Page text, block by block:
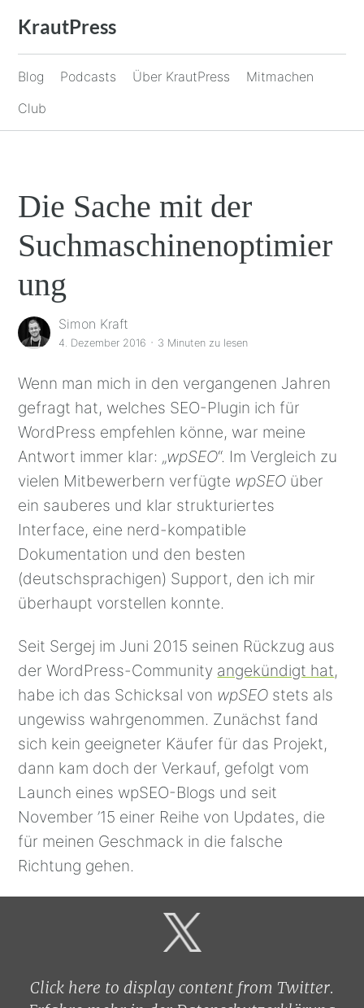
Inhalt
springen
KrautPress
Blog Podcasts Über KrautPress
Mitmachen
Club
Die Sache mit der
Suchmaschinenoptimier
ung
Simon Kraft
4. Dezember 2016 · 3 Minuten zu lesen
Wenn man mich in den vergangenen Jahren
gefragt hat, welches SEO-Plugin ich für
WordPress empfehlen könne, war meine
Antwort immer klar: „wpSEO“. Im Vergleich zu
vielen Mitbewerbern verfügte wpSEO über
ein sauberes und klar strukturiertes
Interface, eine nerd-kompatible
Dokumentation und den besten
(deutschsprachigen) Support, den ich mir
überhaupt vorstellen konnte.
Seit Sergej im Juni 2015 seinen Rückzug aus
der WordPress-Community angekündigt hat,
habe ich das Schicksal von wpSEO stets als
ungewiss wahrgenommen. Zunächst fand
sich kein geeigneter Käufer für das Projekt,
dann kam doch der Verkauf, gefolgt vom
Launch eines wpSEO-Blogs und seit
November ’15 einer Reihe von Updates, die
für meinen Geschmack in die falsche
Richtung gehen.
Inhalt
Click here to display content from Twitter.